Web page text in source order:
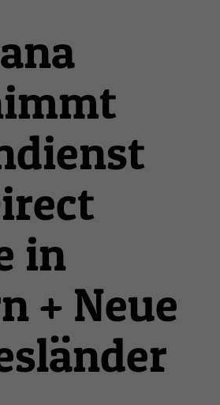
in
+ Neue